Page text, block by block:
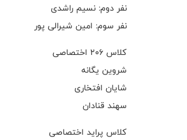
نفر دوم: نسیم راشدی
نفر سوم: امین شیرالی پور
کلاس ۲۰۶ اختصاصی
شروین یگانه
شایان افتخاری
سهند قنادان
کلاس پراید اختصاصی